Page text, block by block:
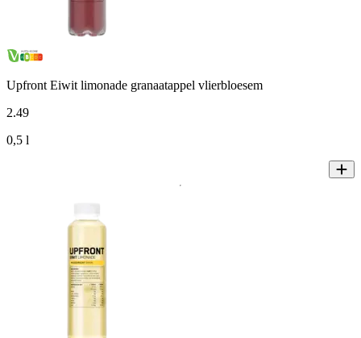
Upfront Eiwit limonade granaatappel vlierbloesem
2.49
0,5 l